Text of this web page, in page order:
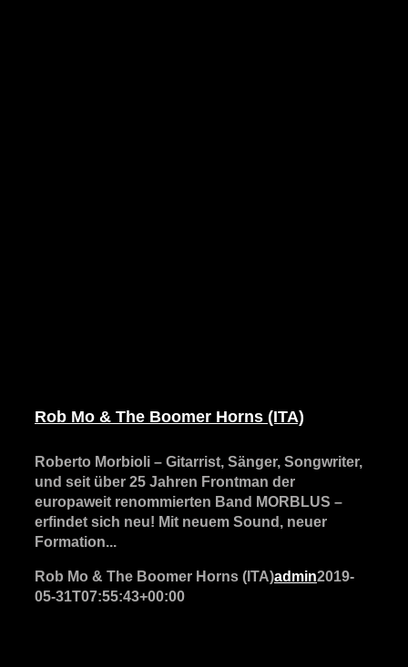
Rob Mo & The Boomer Horns (ITA)
Roberto Morbioli – Gitarrist, Sänger, Songwriter,
und seit über 25 Jahren Frontman der
europaweit renommierten Band MORBLUS –
erfindet sich neu! Mit neuem Sound, neuer
Formation...
Rob Mo & The Boomer Horns (ITA)admin2019-
05-31T07:55:43+00:00